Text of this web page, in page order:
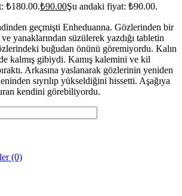
₺180.00.₺90.00Şu andaki fiyat: ₺90.00.
geçmişti Enheduanna. Gözlerinden bir
yanaklarından süzülerek yazdığı tabletin
buğudan önünü göremiyordu. Kalın
kalmış gibiydi. Kamış kalemini ve kil
Arkasına yaslanarak gözlerinin yeniden
sıyrılıp yükseldiğini hissetti. Aşağıya
kendini görebiliyordu.
(0)